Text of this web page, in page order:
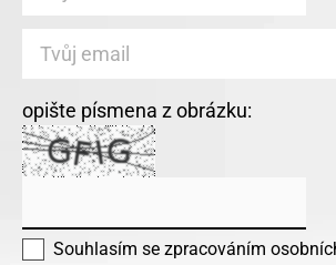
opište písmena z obrázku:
Souhlasím se zpracováním